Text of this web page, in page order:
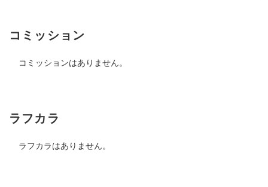
コミッション
コミッションはありません。
ラフカラ
ラフカラはありません。